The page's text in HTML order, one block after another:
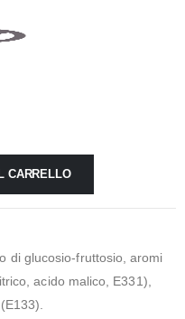
CARRELLO
di glucosio-fruttosio, aromi
acido malico, E331),